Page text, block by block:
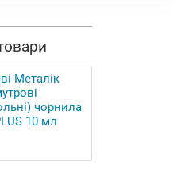
Металік
чорнила
10 мл